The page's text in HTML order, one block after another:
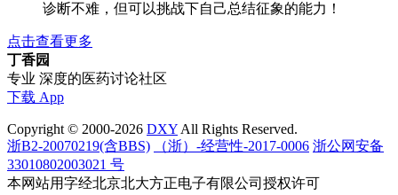
诊断不难，但可以挑战下自己总结征象的能力！
点击查看更多
丁香园
专业 深度的医药讨论社区
下载 App
Copyright © 2000-2026 DXYAll Rights Reserved.
浙B2-20070219(含BBS)
（浙）-经营性-2017-0006 浙公网安备
33010802003021 号
本网站用字经北京北大方正电子有限公司授权许可